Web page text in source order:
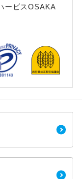
ービスOSAKA